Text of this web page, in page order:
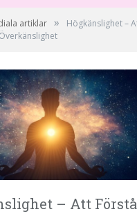
artiklar »
Högkänslighet –
– Att Förstå